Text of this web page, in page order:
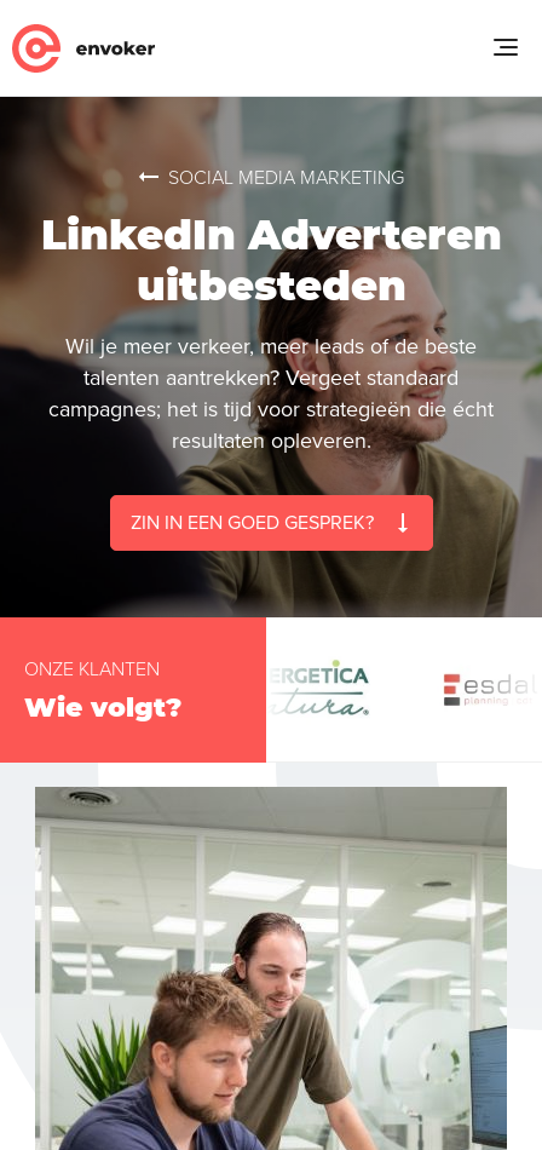
SOCIAL MEDIA MARKETING
LinkedIn Adverteren
uitbesteden
Wil je meer verkeer, meer leads of de beste
talenten aantrekken? Vergeet standaard
campagnes; het is tijd voor strategieën die écht
resultaten opleveren.
ZIN IN EEN GOED GESPREK?
ONZE KLANTEN
Wie volgt?